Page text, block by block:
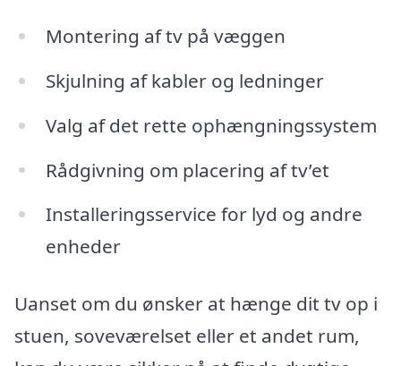
Montering af tv på væggen
Skjulning af kabler og ledninger
Valg af det rette ophængningssystem
Rådgivning om placering af tv’et
Installeringsservice for lyd og andre
enheder
Uanset om du ønsker at hænge dit tv op i
stuen, soveværelset eller et andet rum,